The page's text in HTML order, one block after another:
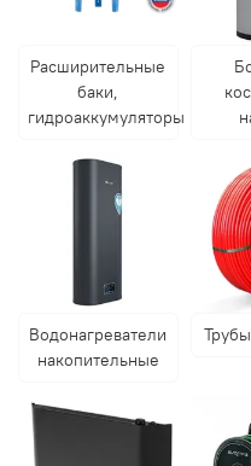
Расширительные
баки,
гидроаккумуляторы
Водонагреватели
накопительные